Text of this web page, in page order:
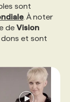
sont
. À noter
de Vision
et sont